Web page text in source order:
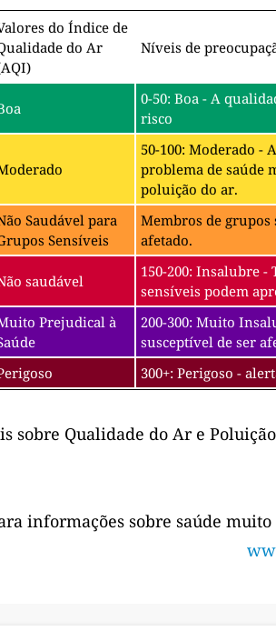
do Índice de
do Ar
Níveis de
0-50: Boa - A
risco
50-100: Moderado -
problema de saúde
poluição do ar.
Saudável para
Sensíveis
Membros de grupos
afetado.
saudável
150-200: Insalubre -
sensíveis podem
Prejudical à
200-300: Muito
susceptível de ser
300+: Perigoso -
sobre Qualidade do Ar e
informações sobre saúde